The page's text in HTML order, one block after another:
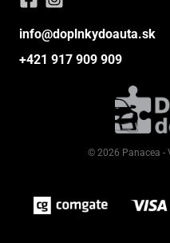
info@doplnkydoauta.sk
+421 917 909 909
© 2026 Panacea -